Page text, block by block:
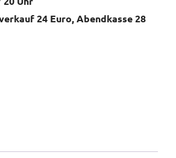
24 Euro, Abendkasse 28